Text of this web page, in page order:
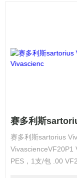
赛多利斯sartorius
VivascienceVF20P1
PES，1支/包 .00